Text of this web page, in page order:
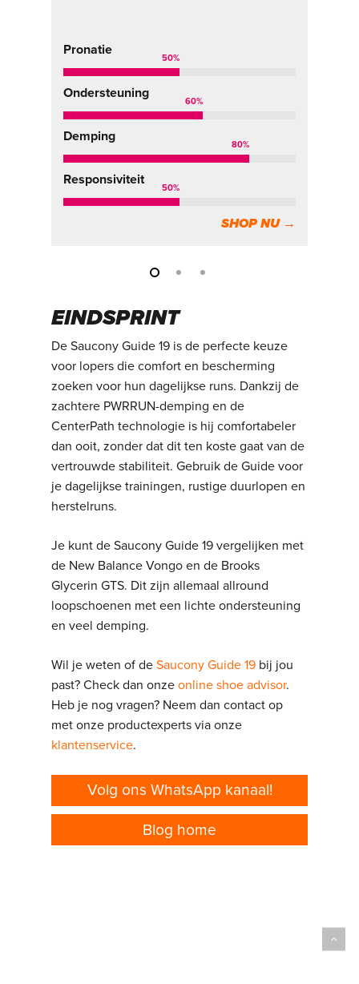
Pronatie
50%
Ondersteuning
60%
Demping
80%
Responsiviteit
50%
SHOP NU →
EINDSPRINT
De Saucony Guide 19 is de perfecte keuze
voor lopers die comfort en bescherming
zoeken voor hun dagelijkse runs. Dankzij de
zachtere PWRRUN-demping en de
CenterPath technologie is hij comfortabeler
dan ooit, zonder dat dit ten koste gaat van de
vertrouwde stabiliteit. Gebruik de Guide voor
je dagelijkse trainingen, rustige duurlopen en
herstelruns.
Je kunt de Saucony Guide 19 vergelijken met
de New Balance Vongo en de Brooks
Glycerin GTS. Dit zijn allemaal allround
loopschoenen met een lichte ondersteuning
en veel demping.
Wil je weten of deSaucony Guide 19 bij jou
past? Check dan onzeonline shoe advisor.
Heb je nog vragen? Neem dan contact op
met onze productexperts via onze
klantenservice.
Volg ons WhatsApp kanaal!
Blog home